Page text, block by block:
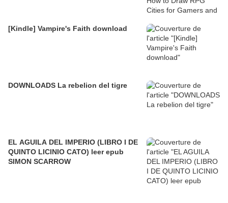
[Kindle] Vampire's Faith download
DOWNLOADS La rebelion del tigre
EL AGUILA DEL IMPERIO (LIBRO I DE
QUINTO LICINIO CATO) leer epub
SIMON SCARROW